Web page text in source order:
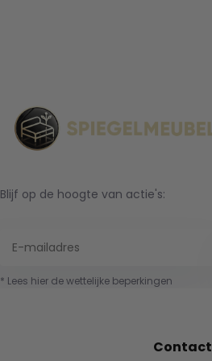
Blijf op de hoogte van actie's:
* Lees hier de wettelijke beperkingen
Contact